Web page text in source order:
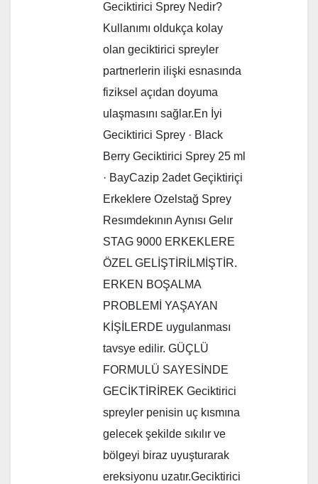
Geciktirici Sprey Nedir?
Kullanımı oldukça kolay
olan geciktirici spreyler
partnerlerin ilişki esnasında
fiziksel açıdan doyuma
ulaşmasını sağlar.En İyi
Geciktirici Sprey · Black
Berry Geciktirici Sprey 25 ml
· BayCazip 2adet Geçiktiriçi
Erkeklere Ozelstağ Sprey
Resımdekının Aynısı Gelır
STAG 9000 ERKEKLERE
ÖZEL GELİŞTİRİLMİŞTİR.
ERKEN BOŞALMA
PROBLEMİ YAŞAYAN
KİŞİLERDE uygulanması
tavsye edilir. GÜÇLÜ
FORMULÜ SAYESİNDE
GECİKTİRİREK Geciktirici
spreyler penisin uç kısmına
gelecek şekilde sıkılır ve
bölgeyi biraz uyuşturarak
ereksiyonu uzatır.Geciktirici